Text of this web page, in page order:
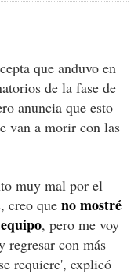
que anduvo en
de la fase de
anuncia que esto
van a morir con las
muy mal por el
creo que no mostré
, pero me voy
regresar con más
requiere', explicó